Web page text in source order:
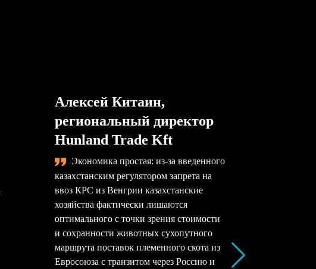
Алексей Китаин,
региональный директор
Hunland Trade Kft
Экономика простая: из-за введенного
казахстанским регулятором запрета на
ввоз КРС из Венгрии казахстанские
хозяйства фактически лишаются
оптимального с точки зрения стоимости
и сохранности животных сухопутного
маршрута поставок племенного скота из
Евросоюза с транзитом через Россию и